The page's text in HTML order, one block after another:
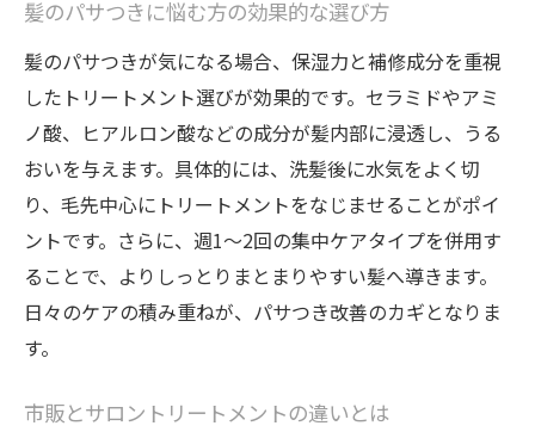
方法
市販の髪用トリートメント選びのコツ
ドラッグストアで人気のトリートメントの
使い方
髪質別に選ぶ市販トリートメントのポイン
ト
美容師おすすめトリートメントの活用術
市販品で叶えるサロン級髪質改善の秘訣
トリートメント最強市販アイテムの選び方
ク
髪のパサつきに悩む方の効果的な選び方
髪のパサつきが気になる場合、保湿力と補修成分を重視
したトリートメント選びが効果的です。セラミドやアミ
ノ酸、ヒアルロン酸などの成分が髪内部に浸透し、うる
おいを与えます。具体的には、洗髪後に水気をよく切
り、毛先中心にトリートメントをなじませることがポイ
ントです。さらに、週1〜2回の集中ケアタイプを併用す
ることで、よりしっとりまとまりやすい髪へ導きます。
日々のケアの積み重ねが、パサつき改善のカギとなりま
す。
市販とサロントリートメントの違いとは